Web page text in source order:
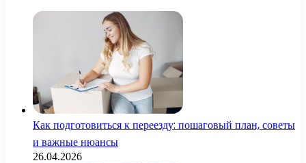
Как подготовиться к переезду: пошаговый план, советы
и важные нюансы
26.04.2026